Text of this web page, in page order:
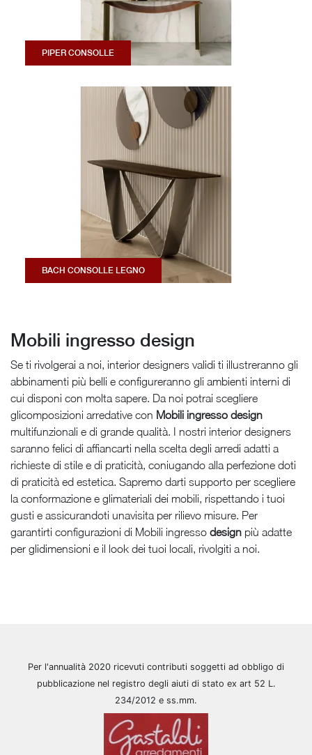
PIPER CONSOLLE
BACH CONSOLLE LEGNO
Mobili ingresso design
Se ti rivolgerai a noi, interior designers validi ti illustreranno gli
abbinamenti più belli e configureranno gli ambienti interni di
cui disponi con molta sapere. Da noi potrai scegliere
glicomposizioni arredative con Mobili ingresso design
multifunzionali e di grande qualità. I nostri interior designers
saranno felici di affiancarti nella scelta degli arredi adatti a
richieste di stile e di praticità, coniugando alla perfezione doti
di praticità ed estetica. Sapremo darti supporto per scegliere
la conformazione e glimateriali dei mobili, rispettando i tuoi
gusti e assicurandoti unavisita per rilievo misure. Per
garantirti configurazioni di Mobili ingresso design più adatte
per glidimensioni e il look dei tuoi locali, rivolgiti a noi.
Per l'annualità 2020 ricevuti contributi soggetti ad obbligo di
pubblicazione nel registro degli aiuti di stato ex art 52 L.
234/2012 e ss.mm.